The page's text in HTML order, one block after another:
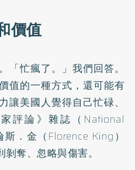
價值
「忙瘋了。」我們回答。
值的一種方式，還可能有
讓美國人覺得自己忙碌、
評論》雜誌（National
．金（Florence King）
奪、忽略與傷害。